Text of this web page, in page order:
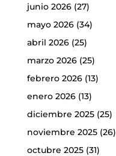
junio 2026(27)
mayo 2026(34)
abril 2026(25)
marzo 2026(25)
febrero 2026(13)
enero 2026(13)
diciembre 2025(25)
noviembre 2025(26)
octubre 2025(31)